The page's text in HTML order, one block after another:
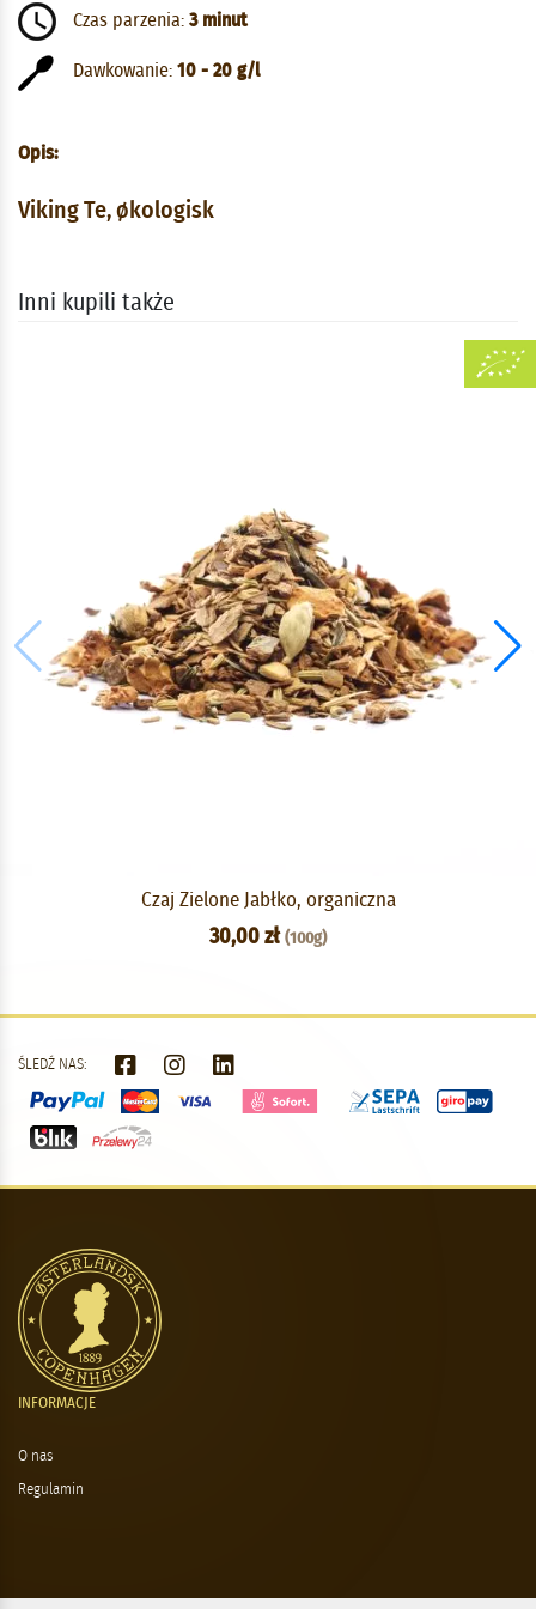
Czas parzenia: 3 minut
Dawkowanie: 10 - 20 g/l
Opis:
Viking Te, økologisk
Inni kupili także
Czaj Zielone Jabłko, organiczna
30,00 zł (100g)
ŚLEDŹ NAS:
INFORMACJE
O nas
Regulamin